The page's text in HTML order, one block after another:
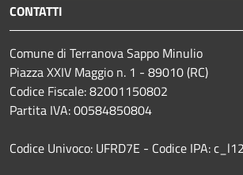
CONTATTI
Comune di Terranova Sappo Minulio
Piazza XXIV Maggio n. 1 - 89010 (RC)
Codice Fiscale: 82001150802
Partita IVA: 00584850804
Codice Univoco: UFRD7E - Codice IPA: